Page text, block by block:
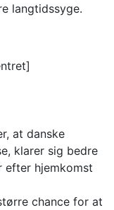
langtidssyge.
at danske
klarer sig bedre
efter hjemkomst
chance for at